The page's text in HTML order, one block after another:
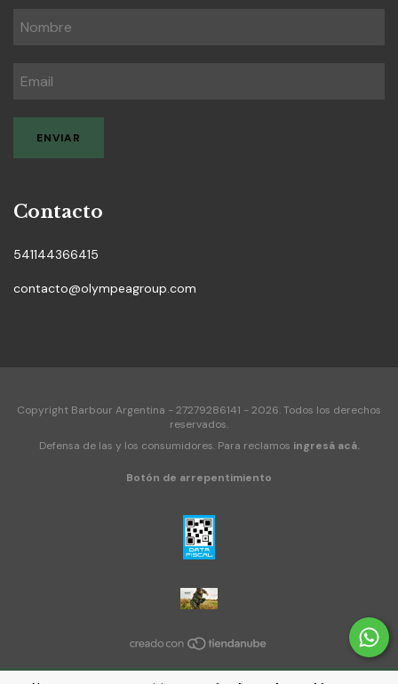
Contacto
541144366415
contacto@olympeagroup.com
Copyright Barbour Argentina - 27279286141 - 2026. Todos los derechos
reservados.
Defensa de las y los consumidores. Para reclamos ingresá acá.
Botón de arrepentimiento